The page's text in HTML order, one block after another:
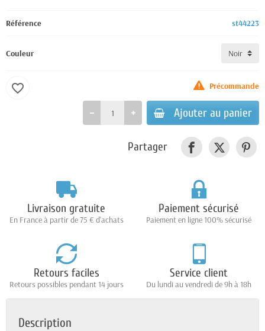
Référence st44223
Couleur
Précommande
Ajouter au panier
favorite_border
Partager
Livraison gratuite
En France à partir de 75 € d'achats
Paiement sécurisé
Paiement en ligne 100% sécurisé
Retours faciles
Retours possibles pendant 14 jours
Service client
Du lundi au vendredi de 9h à 18h
Description